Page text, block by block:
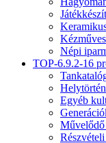
Népi
TOP-6.9.2-16
Egyéb
Művelődő